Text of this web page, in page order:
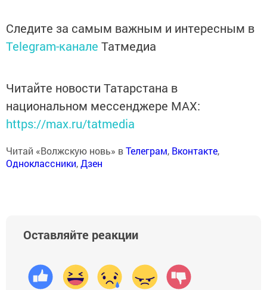
Следите за самым важным и интересным в
Telegram-канале Татмедиа
Читайте новости Татарстана в
национальном мессенджере MАХ:
https://max.ru/tatmedia
Читай «Волжскую новь» вТелеграм, Вконтакте,
Одноклассники,Дзен
Оставляйте реакции